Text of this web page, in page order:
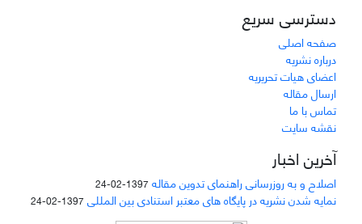
دسترسی سریع
صفحه اصلی
درباره نشریه
اعضای هیات تحریریه
ارسال مقاله
تماس با ما
نقشه سایت
آخرین اخبار
اصلاح و به روزرسانی راهنمای تدوین مقاله 1397-02-24
نمایه شدن نشریه در پایگاه های معتبر استنادی بین المللی 1397-02-24